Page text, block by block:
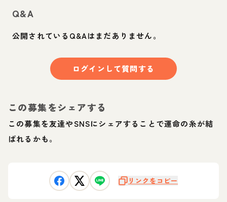
Q&A
公開されているQ&Aはまだありません。
ログインして質問する
この募集をシェアする
この募集を友達やSNSにシェアすることで運命の糸が結
ばれるかも。
リンクをコピー